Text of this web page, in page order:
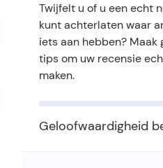
Twijfelt u of u een echt
kunt achterlaten waar
iets aan hebben? Maak
tips om uw recensie
maken.
Geloofwaardigheid